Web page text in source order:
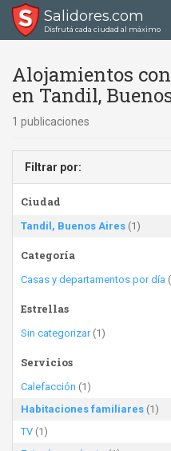
Salidores.com
Disfrutá cada ciudad al máximo
Alojamientos
en Tandil,
1 publicaciones
Filtrar por:
Ciudad
Tandil, Buenos Aires (1)
Categoría
Casas y departamentos por día
Estrellas
Sin categorizar(1)
Servicios
Calefacción (1)
Habitaciones familiares (1)
TV (1)